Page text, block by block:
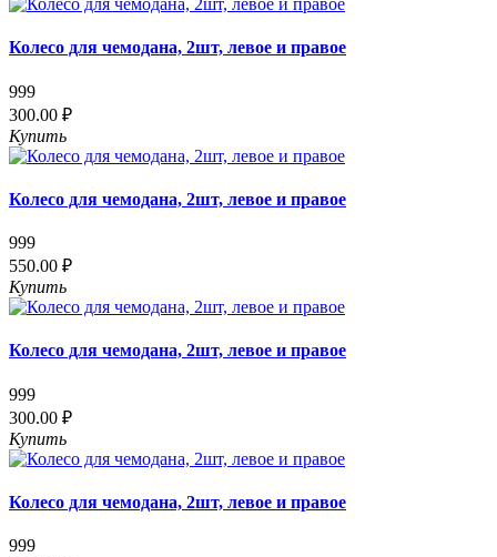
Колесо для чемодана, 2шт, левое и правое
999
300.00 ₽
Купить
Колесо для чемодана, 2шт, левое и правое
999
550.00 ₽
Купить
Колесо для чемодана, 2шт, левое и правое
999
300.00 ₽
Купить
Колесо для чемодана, 2шт, левое и правое
999